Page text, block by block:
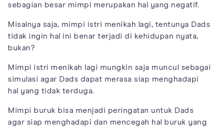
sebagian besar mimpi merupakan hal yang negatif.
Misalnya saja, mimpi istri menikah lagi, tentunya Dads
tidak ingin hal ini benar terjadi di kehidupan nyata,
bukan?
Mimpi istri menikah lagi mungkin saja muncul sebagai
simulasi agar Dads dapat merasa siap menghadapi
hal yang tidak terduga.
Mimpi buruk bisa menjadi peringatan untuk Dads
agar siap menghadapi dan mencegah hal buruk yang